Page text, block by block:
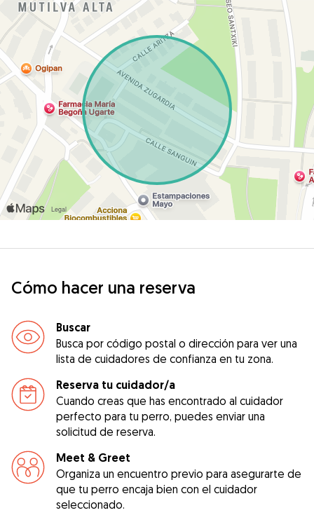
Cómo hacer una reserva
Buscar
Busca por código postal o dirección para ver una
lista de cuidadores de confianza en tu zona.
Reserva tu cuidador/a
Cuando creas que has encontrado al cuidador
perfecto para tu perro, puedes enviar una
solicitud de reserva.
Meet & Greet
Organiza un encuentro previo para asegurarte de
que tu perro encaja bien con el cuidador
seleccionado.